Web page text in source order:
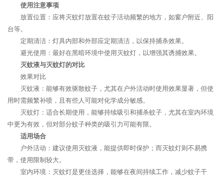
使用注意事项
放置位置：应将灭蚊灯放置在蚊子活动频繁的地方，如窗户附近、阳
台等。
定期清洁：灯具内部和外部应定期清洁，以保持捕杀效果。
避光使用：最好在黑暗环境中使用灭蚊灯，以增强其诱捕效果。
灭蚊液与灭蚊灯的对比
效果对比
灭蚊液：能够有效驱散蚊子，尤其在户外活动时使用效果显著，但使
用时需频繁补喷，且有些人可能对化学成分敏感。
灭蚊灯：适合长期使用，能够持续吸引和捕杀蚊子，尤其在室内环境
中更为有效，但对部分蚊子种类的吸引力可能有限。
适用场合
户外活动：建议使用灭蚊液，能提供即时保护；而灭蚊灯则不易携
带，使用限制较大。
室内环境：灭蚊灯是更佳选择，能够在夜间持续工作，减少蚊子干